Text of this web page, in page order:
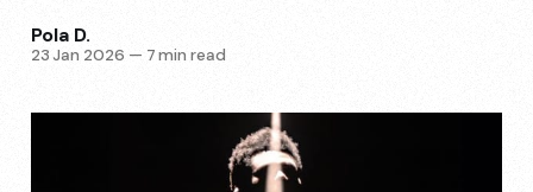
Pola D.
23 Jan 2026 — 7 min read